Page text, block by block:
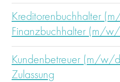
Kreditorenbuchhalter
Finanzbuchhalter (m/
Kundenbetreuer (m/w/
Zulassung